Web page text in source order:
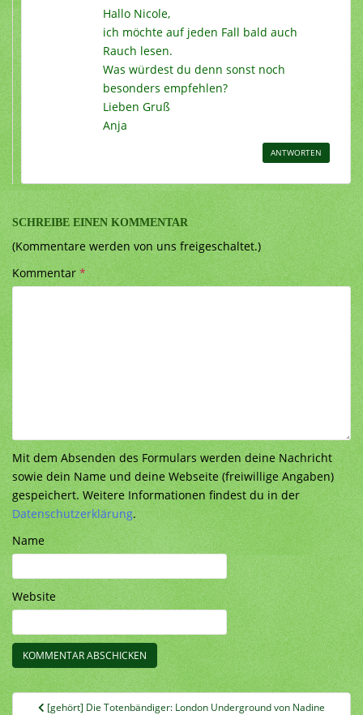
Hallo Nicole,
ich möchte auf jeden Fall bald auch
Rauch lesen.
Was würdest du denn sonst noch
besonders empfehlen?
Lieben Gruß
Anja
ANTWORTEN
SCHREIBE EINEN KOMMENTAR
(Kommentare werden von uns freigeschaltet.)
Kommentar*
Mit dem Absenden des Formulars werden deine Nachricht
sowie dein Name und deine Webseite (freiwillige Angaben)
gespeichert. Weitere Informationen findest du in der
Datenschutzerklärung.
Name
Website
Beitragsnavigation
[gehört] Die Totenbändiger: London Underground von Nadine